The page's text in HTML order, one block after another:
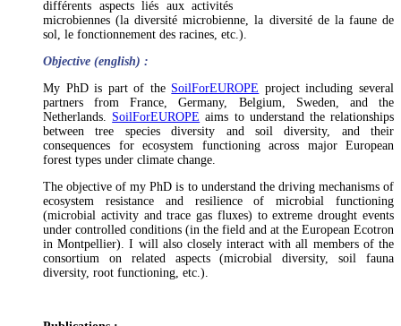
différents aspects liés aux activités
microbiennes (la diversité microbienne, la diversité de la faune de
sol, le fonctionnement des racines, etc.).
Objective (english) :
My PhD is part of the SoilForEUROPE project including several
partners from France, Germany, Belgium, Sweden, and the
Netherlands. SoilForEUROPE aims to understand the relationships
between tree species diversity and soil diversity, and their
consequences for ecosystem functioning across major European
forest types under climate change.
The objective of my PhD is to understand the driving mechanisms of
ecosystem resistance and resilience of microbial functioning
(microbial activity and trace gas fluxes) to extreme drought events
under controlled conditions (in the field and at the European Ecotron
in Montpellier). I will also closely interact with all members of the
consortium on related aspects (microbial diversity, soil fauna
diversity, root functioning, etc.).